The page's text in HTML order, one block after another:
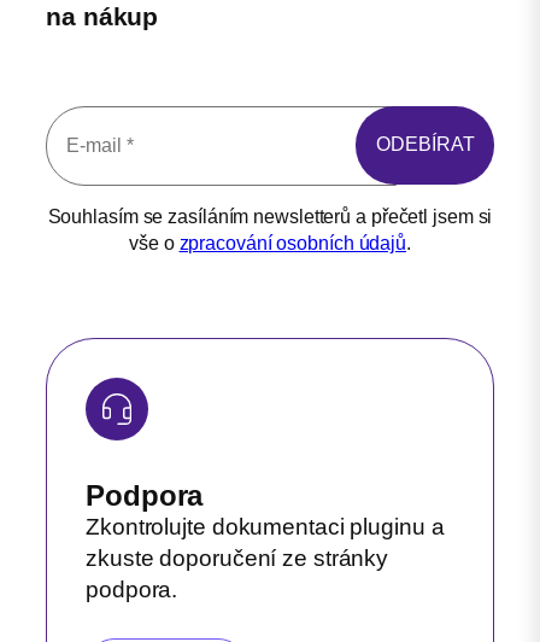
na nákup
Souhlasím se zasíláním newsletterů a přečetl jsem si
vše o zpracování osobních údajů.
Podpora
Zkontrolujte dokumentaci pluginu a
zkuste doporučení ze stránky
podpora.